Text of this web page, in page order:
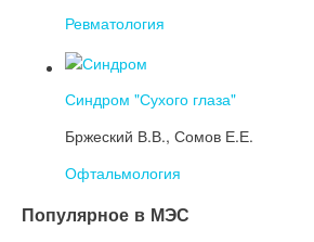
Ревматология
Синдром "Сухого глаза"
Бржеский В.В., Сомов Е.Е.
Офтальмология
Популярное в МЭС